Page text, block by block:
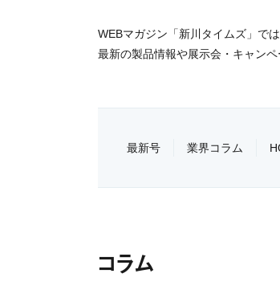
WEBマガジン「新川タイムズ」で
最新の製品情報や展示会・キャン
最新号 業界コラム
コラム